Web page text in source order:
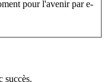
pour l'avenir par e-
succès.